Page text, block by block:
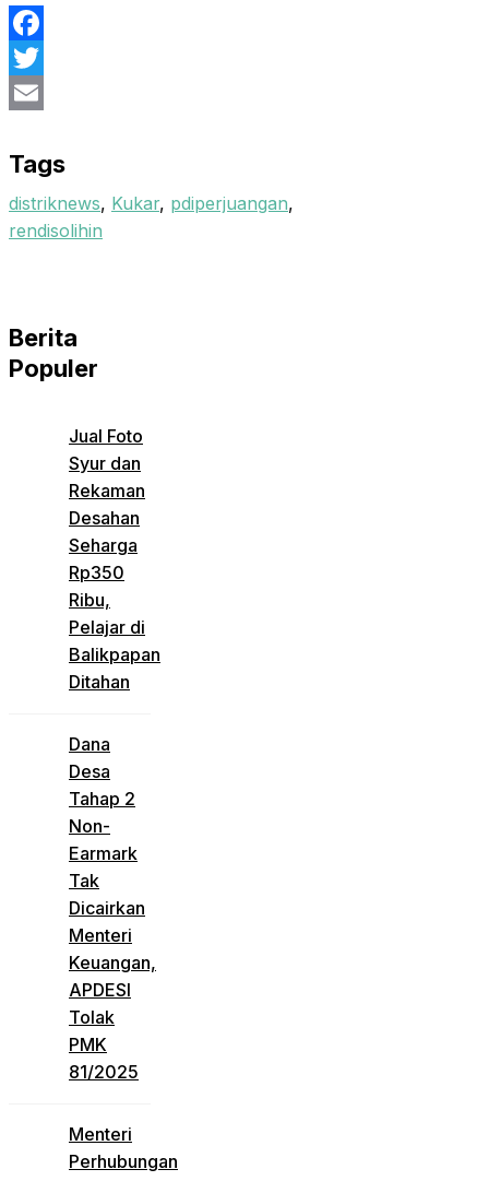
Facebook
Twitter
Tags
distriknews, Kukar, pdiperjuangan,
rendisolihin
Berita
Populer
Jual Foto
Syur dan
Rekaman
Desahan
Seharga
Rp350
Ribu,
Pelajar di
Balikpapan
Ditahan
Dana
Desa
Tahap 2
Non-
Earmark
Tak
Dicairkan
Menteri
Keuangan,
APDESI
Tolak
PMK
81/2025
Menteri
Perhubungan